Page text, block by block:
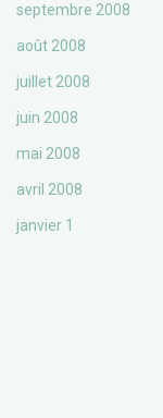
septembre 2008
août 2008
juillet 2008
juin 2008
mai 2008
avril 2008
janvier 1